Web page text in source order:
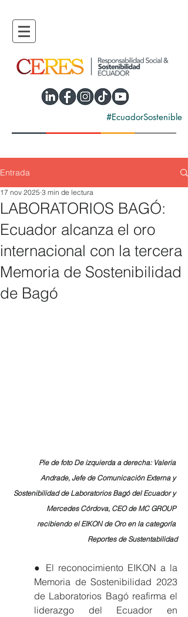
#EcuadorSostenible
Entrada
LABORATORIOS BAGÓ:
Ecuador alcanza el oro
internacional con la tercera
Memoria de Sostenibilidad
de Bagó
17 nov 2025 3 min de lectura
Pie de foto De izquierda a derecha: Valeria
Andrade, Jefe de Comunicación Externa y
Sostenibilidad de Laboratorios Bagó del Ecuador y
Mercedes Córdova, CEO de MC GROUP
recibiendo el EIKON de Oro en la categoría
Reportes de Sustentabilidad
● El reconocimiento EIKON a la
Memoria de Sostenibilidad 2023
de Laboratorios Bagó reafirma el
liderazgo del Ecuador en